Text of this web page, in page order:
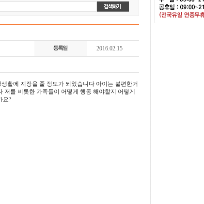
2016.02.15
활에 지장을 줄 정도가 되었습니다 아이는 불편한거
를 비롯한 가족들이 어떻게 행동 해야할지 어떻게
요?